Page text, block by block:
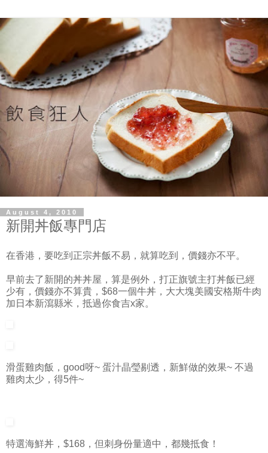
August 4, 2010
新開丼飯專門店
在香港，要吃到正宗丼飯不易，就算吃到，價錢亦不平。
早前去了新開的丼丼屋，算是例外，打正旗號主打丼飯已經
少有，價錢亦不算貴，$68一個牛丼，大大塊美國安格斯牛肉
加日本新瀉縣米，抵過你食吉x家。
滑蛋雞肉飯，good呀~ 蛋汁晶瑩剔透，新鮮做的效果~ 不過
雞肉太少，得5件~
特選海鮮丼，$168，但刺身份量適中，都幾抵食！